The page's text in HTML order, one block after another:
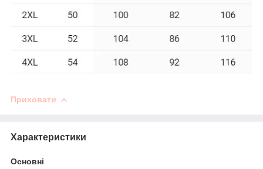
Приховати
Характеристики
Основні